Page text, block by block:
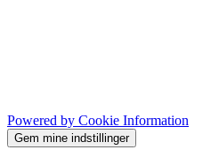
Powered by Cookie Information
Gem mine indstillinger